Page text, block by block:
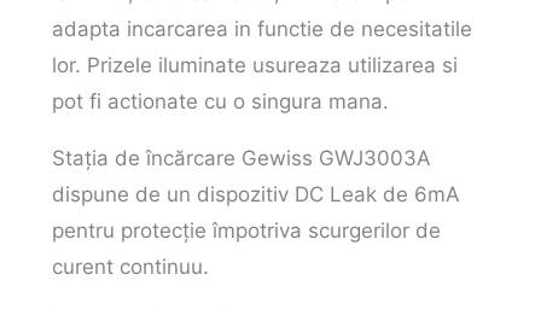
adapta incarcarea in functie de necesitatile
lor. Prizele iluminate usureaza utilizarea si
pot fi actionate cu o singura mana.
Stația de încărcare Gewiss GWJ3003A
dispune de un dispozitiv DC Leak de 6mA
pentru protecție împotriva scurgerilor de
curent continuu.